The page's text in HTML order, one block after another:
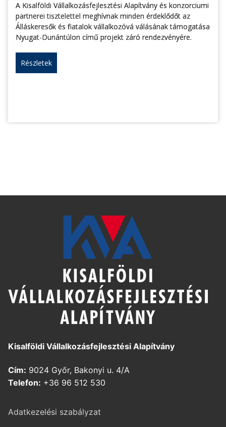
A Kisalföldi Vállalkozásfejlesztési Alapítvány és konzorciumi
partnerei tisztelettel meghívnak minden érdeklődőt az
Álláskeresők és fiatalok vállalkozóvá válásának támogatása
Nyugat-Dunántúlon című projekt záró rendezvényére.
Részletek
Kisalföldi Vállalkozásfejlesztési Alapítvány
Cím: 9024 Győr, Bakonyi u. 4/A
Telefon: +36 96 512 530
Adatkezelési szabályzat